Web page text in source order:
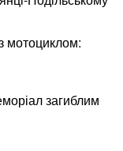
мотоциклом:
загиблим